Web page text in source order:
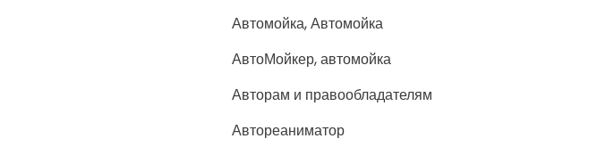
Автомойка, Автомойка
АвтоМойкер, автомойка
Авторам и правообладателям
Автореаниматор